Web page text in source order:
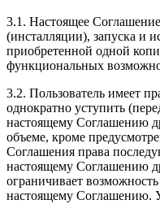
3.1. Настоящее
(инсталляции), запуска и
приобретенной одной
функциональных
3.2. Пользователь имеет
однократно уступить
настоящему Соглашению
объеме, кроме
Соглашения права
настоящему Соглашению
ограничивает
настоящему Соглашению.